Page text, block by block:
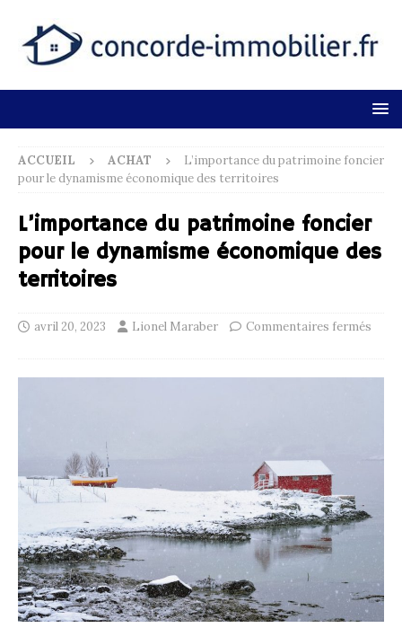
ACCUEIL ACHAT
L’importance du patrimoine foncier
pour le dynamisme économique des territoires
L’importance du patrimoine foncier
pour le dynamisme économique des
territoires
avril 20, 2023 Lionel Maraber Commentaires fermés